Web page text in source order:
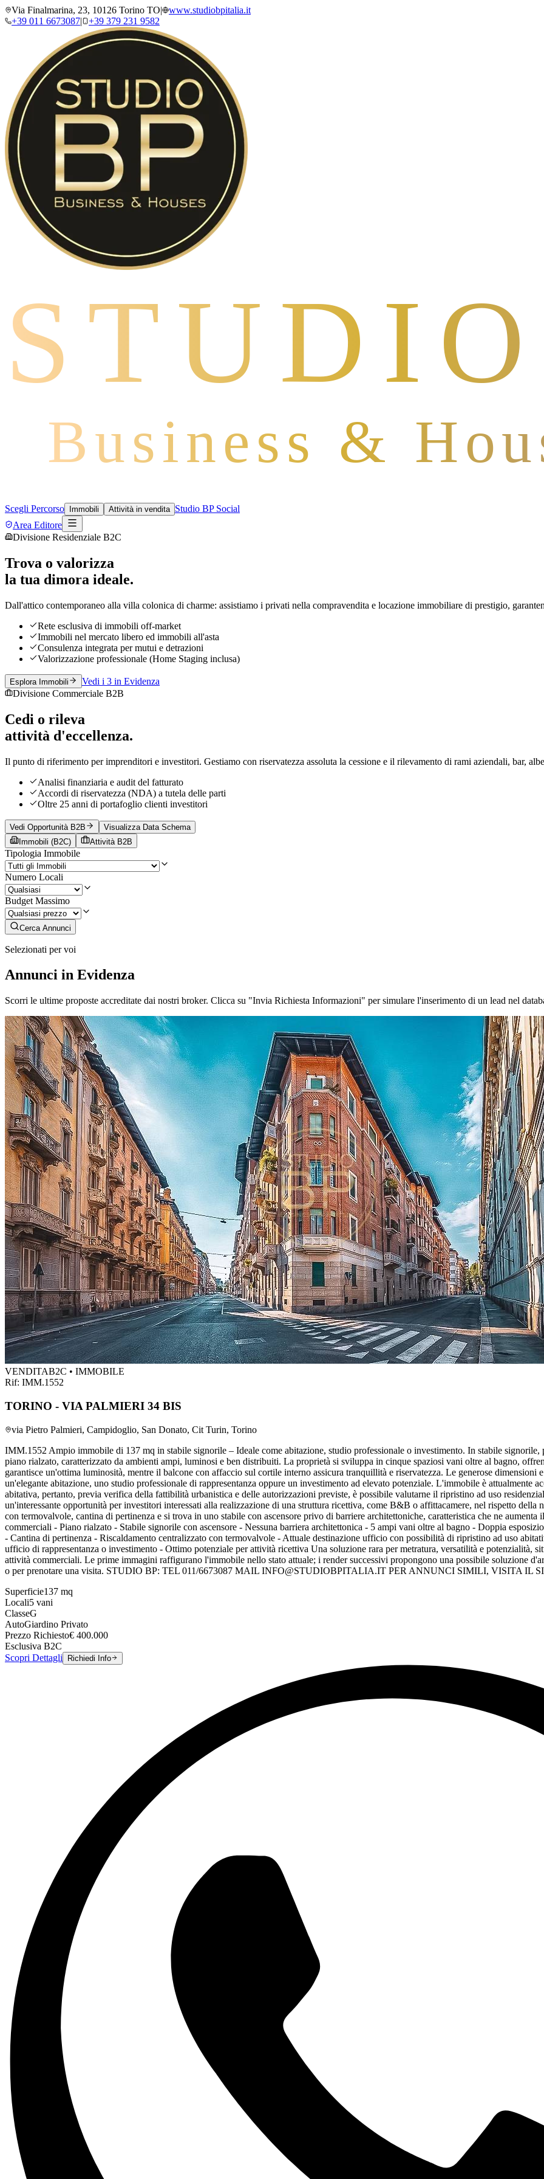
Via Finalmarina, 23, 10126 Torino TO|
www.studiobpitalia.it
+39 011 6673087| +39 379 231 9582
Business &
Scegli Percorso Immobili Attività in vendita Studio BP Social
Area Editore
Divisione Residenziale B2C
Trova o valorizza
la tua dimora ideale.
Dall'attico contemporaneo alla villa colonica di charme: assistiamo i privati nella compravendita e locazione immobiliare di prestigio,
Rete esclusiva di immobili off-market
Immobili nel mercato libero ed immobili all'asta
Consulenza integrata per mutui e detrazioni
Valorizzazione professionale (Home Staging inclusa)
Esplora Immobili
Vedi i 3 in Evidenza
Divisione Commerciale B2B
Cedi o rileva
attività d'eccellenza.
Il punto di riferimento per imprenditori e investitori. Gestiamo con riservatezza assoluta la cessione e il rilevamento di rami aziendali, bar,
Analisi finanziaria e audit del fatturato
Accordi di riservatezza (NDA) a tutela delle parti
Oltre 25 anni di portafoglio clienti investitori
Vedi Opportunità B2B
Visualizza Data Schema
Immobili (B2C)
Attività B2B
Tipologia Immobile
Numero Locali
Budget Massimo
Cerca Annunci
Selezionati per voi
Annunci in Evidenza
Scorri le ultime proposte accreditate dai nostri broker. Clicca su "Invia Richiesta Informazioni" per simulare l'inserimento di un lead nel
VENDITAB2C • IMMOBILE
Rif: IMM.1552
TORINO - VIA PALMIERI 34 BIS
via Pietro Palmieri, Campidoglio, San Donato, Cit Turin, Torino
IMM.1552 Ampio immobile di 137 mq in stabile signorile – Ideale come abitazione, studio professionale o investimento. In stabile
piano rialzato, caratterizzato da ambienti ampi, luminosi e ben distribuiti. La proprietà si sviluppa in cinque spaziosi vani oltre al bagno,
garantisce un'ottima luminosità, mentre il balcone con affaccio sul cortile interno assicura tranquillità e riservatezza. Le generose dimensioni
un'elegante abitazione, uno studio professionale di rappresentanza oppure un investimento ad elevato potenziale. L'immobile è attualmente
abitativa, pertanto, previa verifica della fattibilità urbanistica e delle autorizzazioni previste, è possibile valutarne il ripristino ad uso
un'interessante opportunità per investitori interessati alla realizzazione di una struttura ricettiva, come B&B o affittacamere, nel rispetto
con termovalvole, cantina di pertinenza e si trova in uno stabile con ascensore privo di barriere architettoniche, caratteristica che ne
commerciali - Piano rialzato - Stabile signorile con ascensore - Nessuna barriera architettonica - 5 ampi vani oltre al bagno - Doppia
- Cantina di pertinenza - Riscaldamento centralizzato con termovalvole - Attuale destinazione ufficio con possibilità di ripristino ad uso
ufficio di rappresentanza o investimento - Ottimo potenziale per attività ricettiva Una soluzione rara per metratura, versatilità e potenzialità,
attività commerciali. Le prime immagini raffigurano l'immobile nello stato attuale; i render successivi propongono una possibile soluzione
o per prenotare una visita. STUDIO BP: TEL 011/6673087 MAIL INFO@STUDIOBPITALIA.IT PER ANNUNCI SIMILI, VISITA IL
Superficie137 mq
Locali5 vani
ClasseG
AutoGiardino Privato
Prezzo Richiesto€ 400.000
Esclusiva B2C
Scopri Dettagli
Richiedi Info